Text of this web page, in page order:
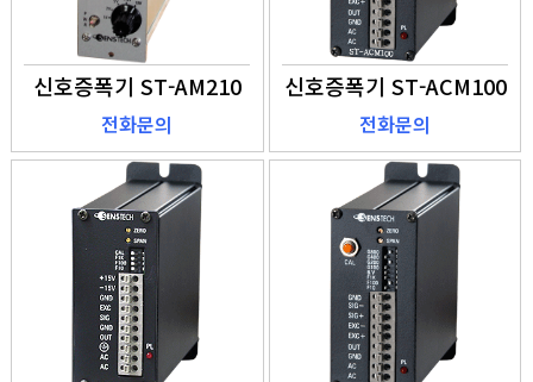
신호증폭기 ST-AM210
전화문의
신호증폭기 ST-ACM100
전화문의